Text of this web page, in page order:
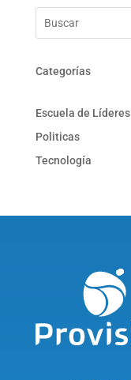
Categorías
Escuela de Líderes
Politicas
Tecnología